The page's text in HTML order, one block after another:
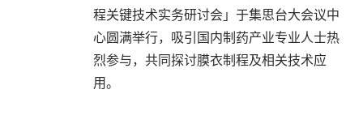
程关键技术实务研讨会」于集思台大会议中
心圆满举行，吸引国内制药产业专业人士热
烈参与，共同探讨膜衣制程及相关技术应
用。